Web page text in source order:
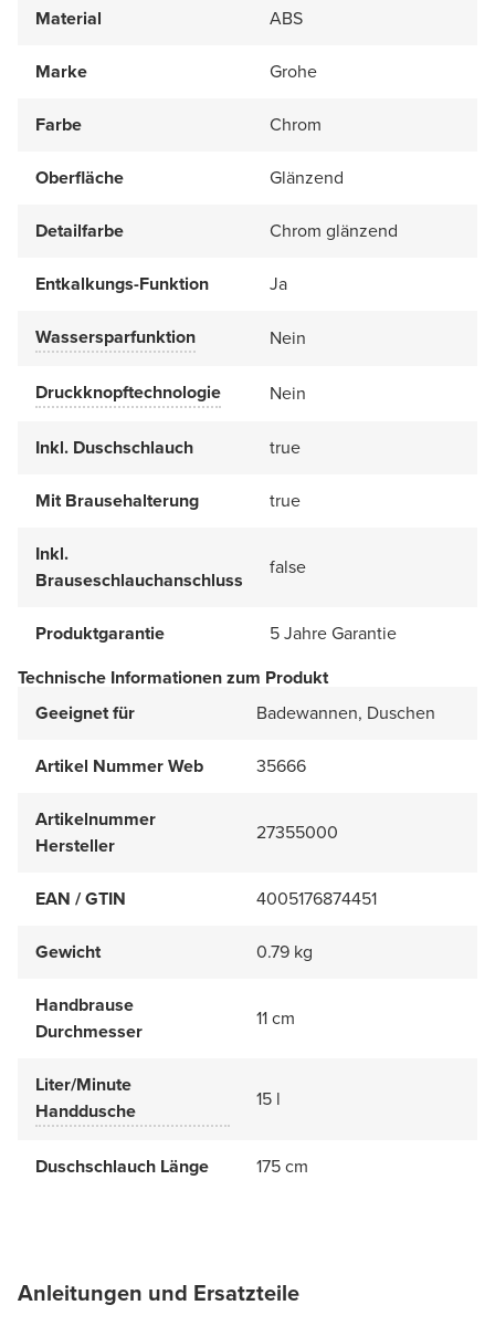
Material ABS
Marke Grohe
Farbe Chrom
Oberfläche Glänzend
Detailfarbe Chrom glänzend
Entkalkungs-Funktion Ja
Wassersparfunktion Nein
Druckknopftechnologie Nein
Inkl. Duschschlauch true
Mit Brausehalterung true
Inkl.
Brauseschlauchanschluss
false
Produktgarantie
5 Jahre Garantie
Technische Informationen zum Produkt
Geeignet für
Badewannen, Duschen
Artikel Nummer Web 35666
Artikelnummer
Hersteller
27355000
EAN / GTIN 4005176874451
Gewicht 0.79 kg
Handbrause
Durchmesser
11 cm
Liter/Minute
Handdusche
15 l
Duschschlauch Länge 175 cm
Anleitungen und Ersatzteile